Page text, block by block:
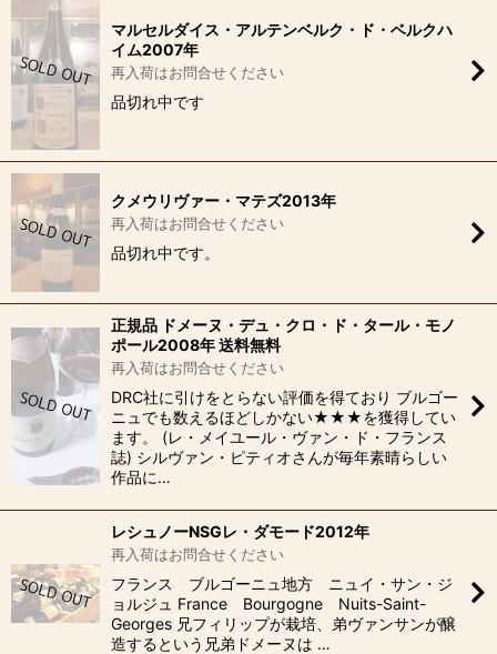
マルセルダイス・アルテンベルク・ド・ベルクハ
イム2007年
再入荷はお問合せください
品切れ中です
クメウリヴァー・マテズ2013年
再入荷はお問合せください
品切れ中です。
正規品 ドメーヌ・デュ・クロ・ド・タール・モノ
ポール2008年 送料無料
再入荷はお問合せください
DRC社に引けをとらない評価を得ており ブルゴー
ニュでも数えるほどしかない★★★を獲得してい
ます。 (レ・メイユール・ヴァン・ド・フランス
誌) シルヴァン・ピティオさんが毎年素晴らしい
作品に…
レシュノーNSGレ・ダモード2012年
再入荷はお問合せください
フランス ブルゴーニュ地方 ニュイ・サン・ジ
ョルジュ France Bourgogne Nuits-Saint-
Georges 兄フィリップが栽培、弟ヴァンサンが醸
造するという兄弟ドメーヌは …